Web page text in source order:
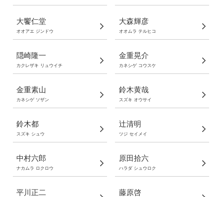
大饗仁堂
オオアエ ジンドウ
大森輝彦
オオムラ テルヒコ
隠崎隆一
カクレザキ リュウイチ
金重晃介
カネシゲ コウスケ
金重素山
カネシゲ ソザン
鈴木黄哉
スズキ オウサイ
鈴木都
スズキ シュウ
辻清明
ツジ セイメイ
中村六郎
ナカムラ ロクロウ
原田拾六
ハラダ シュウロク
平川正二 藤原啓